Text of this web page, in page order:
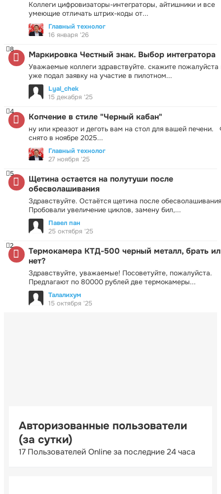
Коллеги цифровизаторы-интеграторы, айтишники и все
умеющие отличать штрих-коды от...
Главный технолог
16 января '26
Маркировка Честный знак. Выбор интегратора
Уважаемые коллеги здравствуйте. скажите пожалуйста
уже подал заявку на участие в пилотном...
8
Lyal_chek
15 декабря '25
Копчение в стиле "Черный кабан"
ну или креазот и деготь вам на стол для вашей печени.
снято в ноябре 2025...
4
Главный технолог
27 ноября '25
Щетина остается на полутуши после
обесволашивания
Здравствуйте. Остаётся щетина после
Пробовали увеличение циклов, замену бил,...
5
Павел пан
25 октября '25
Термокамера КТД-500 черный металл, брать
нет?
Здравствуйте, уважаемые! Посоветуйте, пожалуйста.
Предлагают по 80000 рублей две термокамеры...
2
Талалихум
15 октября '25
Авторизованные пользователи
(за сутки)
17 Пользователей Online за последние 24 часа